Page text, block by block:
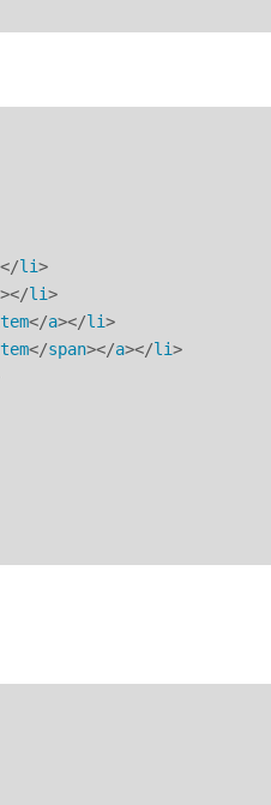
li>
></li>
</a></li>
</span></a></li>